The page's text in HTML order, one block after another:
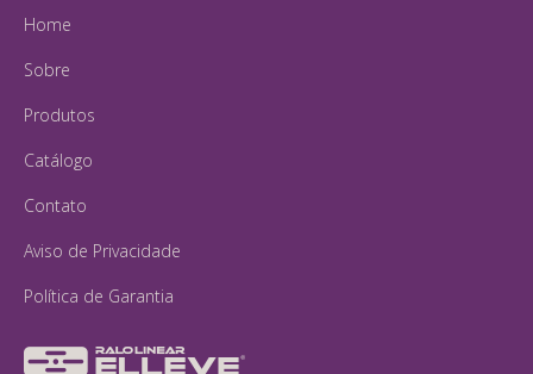
Home
Sobre
Produtos
Catálogo
Contato
Aviso de Privacidade
Política de Garantia